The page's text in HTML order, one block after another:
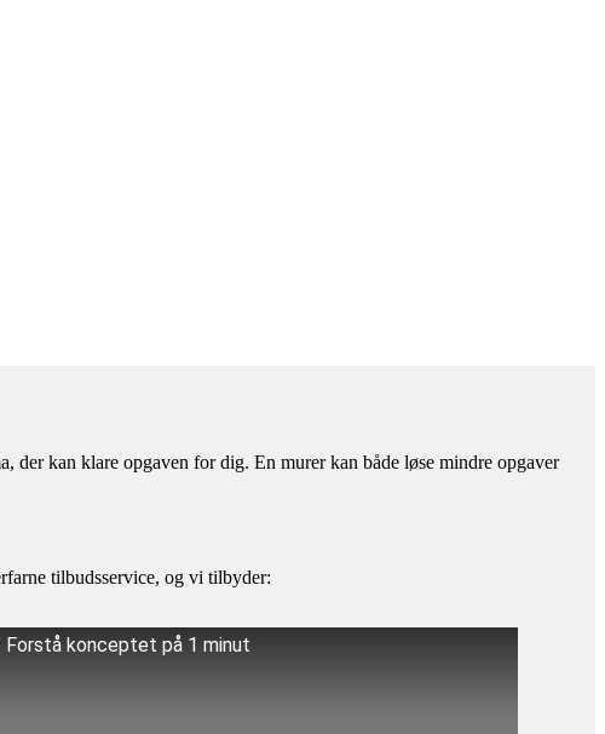
der kan klare opgaven for dig. En murer kan både løse mindre opgaver
tilbudsservice, og vi tilbyder:
konceptet på 1 minut